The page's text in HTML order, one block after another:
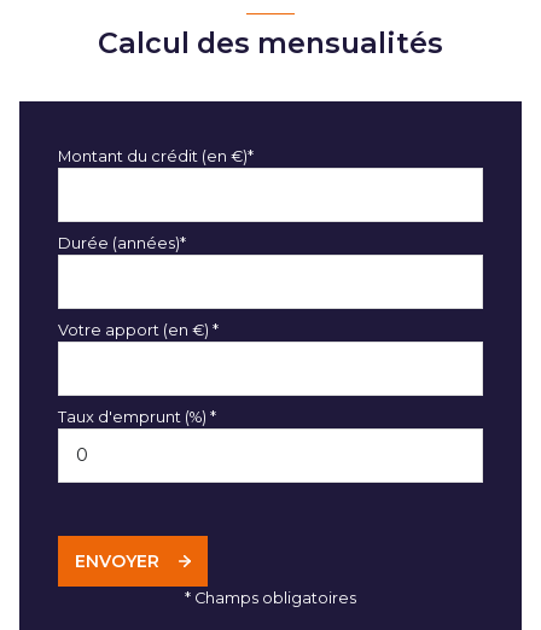
Calcul des mensualités
Montant du crédit (en €)*
Durée (années)*
Votre apport (en €) *
Taux d'emprunt (%) *
ENVOYER
* Champs obligatoires